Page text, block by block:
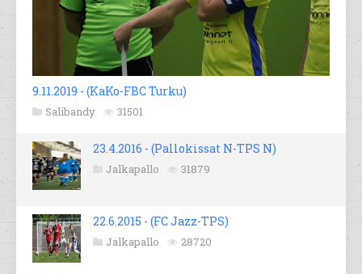
9.11.2019 - (KaKo-FBC Turku)
Salibandy 31501
23.4.2016 - (Pallokissat N-TPS N)
Jalkapallo 31879
22.6.2015 - (FC Jazz-TPS)
Jalkapallo 28720